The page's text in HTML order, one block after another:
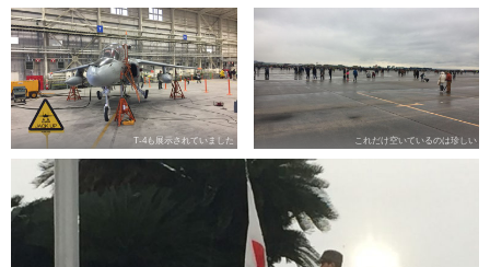
T-4も展示されていました これだけ空いているのは珍しい